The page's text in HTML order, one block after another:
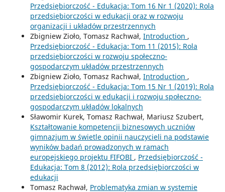
Przedsiębiorczość - Edukacja: Tom 16 Nr 1 (2020): Rola
przedsiębiorczości w edukacji oraz w rozwoju
organizacji i układów przestrzennych
Zbigniew Zioło, Tomasz Rachwał, Introduction ,
Przedsiębiorczość - Edukacja: Tom 11 (2015): Rola
przedsiębiorczości w rozwoju społeczno-
gospodarczym układów przestrzennych
Zbigniew Zioło, Tomasz Rachwał, Introduction ,
Przedsiębiorczość - Edukacja: Tom 15 Nr 1 (2019): Rola
przedsiębiorczości w edukacji i rozwoju społeczno-
gospodarczym układów lokalnych
Sławomir Kurek, Tomasz Rachwał, Mariusz Szubert,
Kształtowanie kompetencji biznesowych uczniów
gimnazjum w świetle opinii nauczycieli na podstawie
wyników badań prowadzonych w ramach
europejskiego projektu FIFOBI , Przedsiębiorczość -
Edukacja: Tom 8 (2012): Rola przedsiębiorczości w
edukacji
Tomasz Rachwał, Problematyka zmian w systemie